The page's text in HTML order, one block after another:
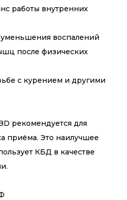
работы внутренних
уменьшения воспалений
после физических
с курением и другими
рекомендуется для
приёма. Это наилучшее
КБД в качестве